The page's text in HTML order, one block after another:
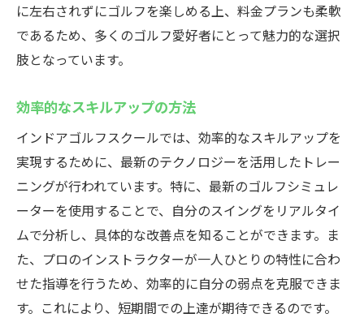
に左右されずにゴルフを楽しめる上、料金プランも柔軟
であるため、多くのゴルフ愛好者にとって魅力的な選択
肢となっています。
効率的なスキルアップの方法
インドアゴルフスクールでは、効率的なスキルアップを
実現するために、最新のテクノロジーを活用したトレー
ニングが行われています。特に、最新のゴルフシミュレ
ーターを使用することで、自分のスイングをリアルタイ
ムで分析し、具体的な改善点を知ることができます。ま
た、プロのインストラクターが一人ひとりの特性に合わ
せた指導を行うため、効率的に自分の弱点を克服できま
す。これにより、短期間での上達が期待できるのです。